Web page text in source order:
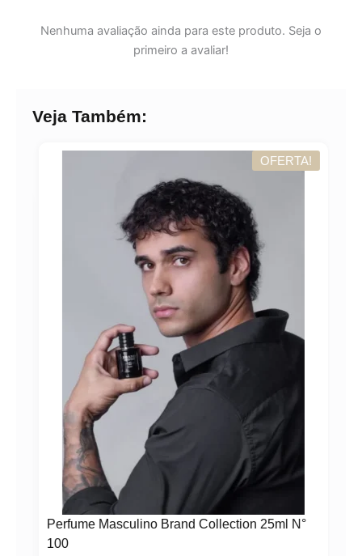
Nenhuma avaliação ainda para este produto. Seja o
primeiro a avaliar!
Veja Também:
OFERTA!
Perfume Masculino Brand Collection 25ml N°
100